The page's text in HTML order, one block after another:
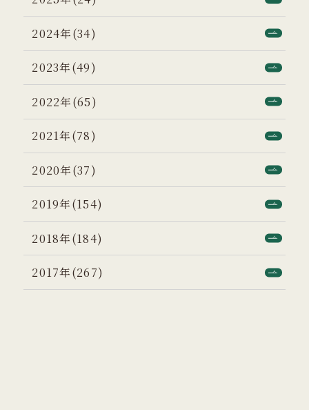
2024年(34)
2023年(49)
2022年(65)
2021年(78)
2020年(37)
2019年(154)
2018年(184)
2017年(267)